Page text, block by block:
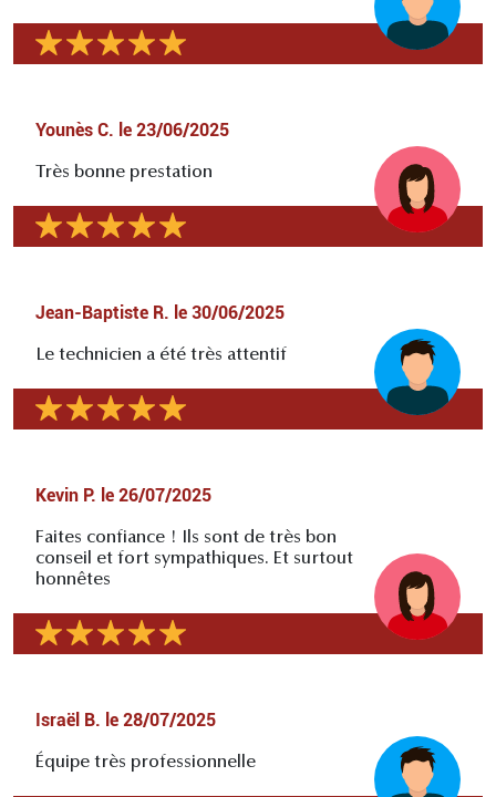
Younès C. le 23/06/2025
Très bonne prestation
Jean-Baptiste R. le 30/06/2025
Le technicien a été très attentif
Kevin P. le 26/07/2025
Faites confiance ! Ils sont de très bon
conseil et fort sympathiques. Et surtout
honnêtes
Israël B. le 28/07/2025
Équipe très professionnelle